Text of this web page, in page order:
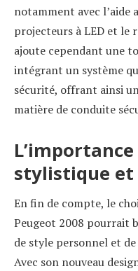
notamment avec
projecteurs à LED et le
ajoute cependant une
intégrant un système
sécurité, offrant ainsi
matière de conduite
stylistique et
En fin de compte, le
Peugeot 2008 pourrait
de style personnel et
Avec son nouveau